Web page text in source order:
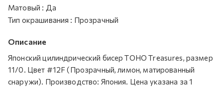
Матовый : Да
Тип окрашивания : Прозрачный
Описание
Японский цилиндрический бисер TOHO Treasures, размер
11/0. Цвет #12F (Прозрачный, лимон, матированный
снаружи). Производство: Япония. Цена указана за 1